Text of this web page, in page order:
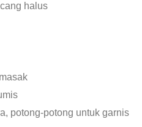
halus
potong-potong untuk garnis